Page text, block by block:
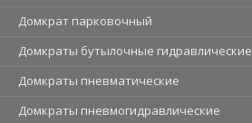
Домкрат парковочный
Домкраты бутылочные гидравлические
Домкраты пневматические
Домкраты пневмогидравлические